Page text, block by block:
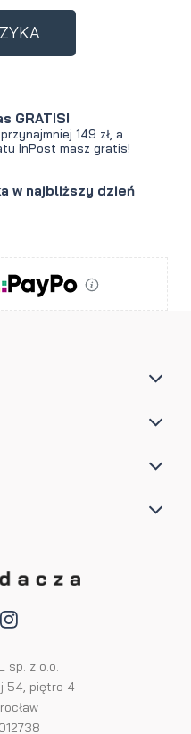
GRATIS!
149 zł, a
InPost masz gratis!
w najbliższy dzień
sp. z o.o.
54, piętro 4